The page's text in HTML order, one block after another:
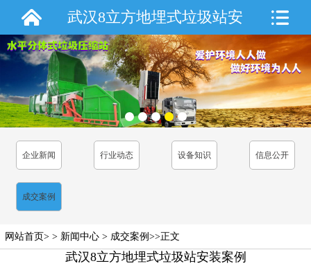
武汉8立方地埋式垃圾站安
装案例
企业新闻 行业动态 设备知识 信息公开
成交案例
网站首页> > 新闻中心 > 成交案例 >>正文
武汉8立方地埋式垃圾站安装案例